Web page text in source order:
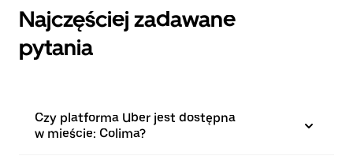
Najczęściej zadawane
pytania
Czy platforma Uber jest dostępna
w mieście: Colima?